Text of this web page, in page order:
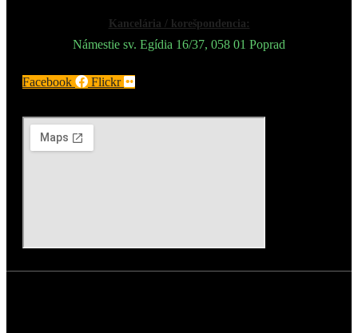
Kancelária / korešpondencia:
Námestie sv. Egídia 16/37, 058 01 Poprad
Facebook Flickr